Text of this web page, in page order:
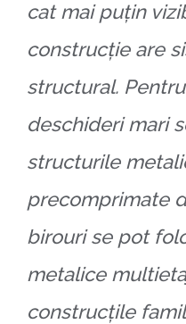
cat mai puțin
construcție are
structural.
deschideri mari
structurile
precomprimate
birouri se pot
metalice
construcțile